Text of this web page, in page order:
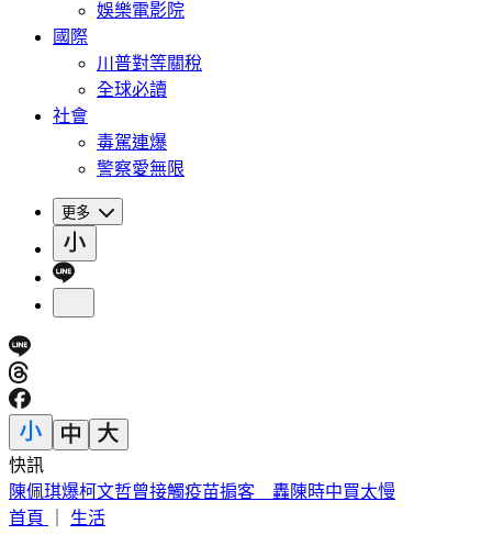
娛樂電影院
國際
川普對等關稅
全球必讀
社會
毒駕連爆
警察愛無限
更多
快訊
2026購車風向球 : 看購車趨勢分析，還有好禮天天抽
首頁
生活